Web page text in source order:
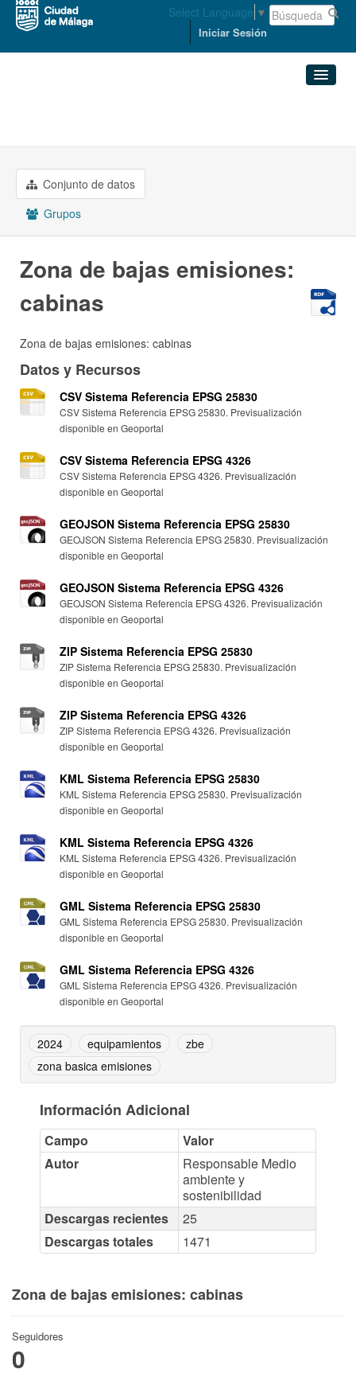
Select Language ▼
Iniciar Sesión
Grupos
Conjunto de datos
Grupos
Zona de bajas emisiones:
cabinas
Zona de bajas emisiones: cabinas
Datos y Recursos
CSV Sistema Referencia EPSG 25830
CSV Sistema Referencia EPSG 25830. Previsualización
disponible en Geoportal
CSV Sistema Referencia EPSG 4326
CSV Sistema Referencia EPSG 4326. Previsualización
disponible en Geoportal
GEOJSON Sistema Referencia EPSG 25830
GEOJSON Sistema Referencia EPSG 25830. Previsualización
disponible en Geoportal
GEOJSON Sistema Referencia EPSG 4326
GEOJSON Sistema Referencia EPSG 4326. Previsualización
disponible en Geoportal
ZIP Sistema Referencia EPSG 25830
ZIP Sistema Referencia EPSG 25830. Previsualización
disponible en Geoportal
ZIP Sistema Referencia EPSG 4326
ZIP Sistema Referencia EPSG 4326. Previsualización
disponible en Geoportal
KML Sistema Referencia EPSG 25830
KML Sistema Referencia EPSG 25830. Previsualización
disponible en Geoportal
KML Sistema Referencia EPSG 4326
KML Sistema Referencia EPSG 4326. Previsualización
disponible en Geoportal
GML Sistema Referencia EPSG 25830
GML Sistema Referencia EPSG 25830. Previsualización
disponible en Geoportal
GML Sistema Referencia EPSG 4326
GML Sistema Referencia EPSG 4326. Previsualización
disponible en Geoportal
2024 equipamientos
zbe
zona basica emisiones
Información Adicional
Campo
Valor
Autor
Responsable Medio
ambiente y
sostenibilidad
Descargas recientes
25
Descargas totales
1471
Zona de bajas emisiones: cabinas
Seguidores
0